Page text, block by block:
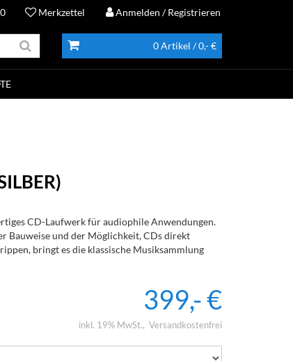
Merkzettel Anmelden / Registrieren
0 Artikel / 0,- €
CD-Laufwerk für audiophile Anwendungen.
Bauweise und der Möglichkeit, CDs direkt
bringt es die klassische Musiksammlung
399,- €
inkl. 19% MwSt. Versandkostenfrei